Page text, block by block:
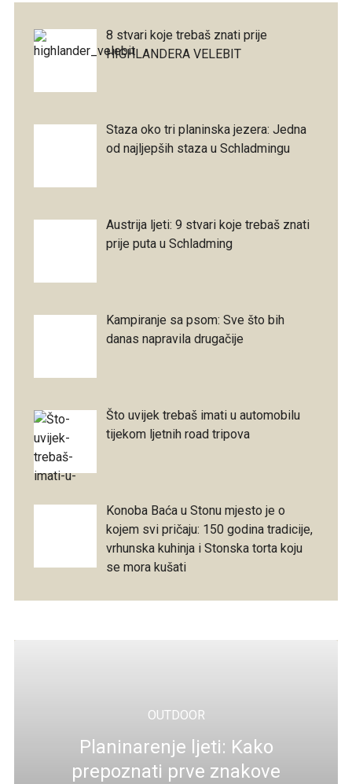
8 stvari koje trebaš znati prije
HIGHLANDERA VELEBIT
Staza oko tri planinska jezera: Jedna
od najljepših staza u Schladmingu
Austrija ljeti: 9 stvari koje trebaš znati
prije puta u Schladming
Kampiranje sa psom: Sve što bih
danas napravila drugačije
Što uvijek trebaš imati u automobilu
tijekom ljetnih road tripova
Konoba Baća u Stonu mjesto je o
kojem svi pričaju: 150 godina tradicije,
vrhunska kuhinja i Stonska torta koju
se mora kušati
OUTDOOR
Planinarenje ljeti: Kako
prepoznati prve znakove